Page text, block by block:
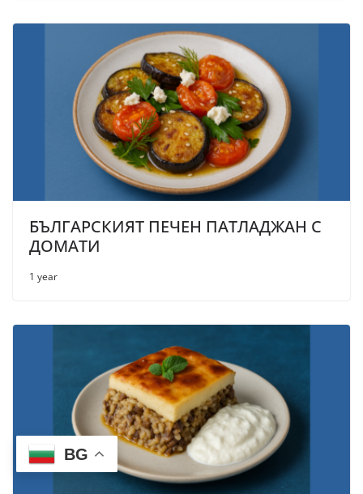
БЪЛГАРСКИЯТ ПЕЧЕН ПАТЛАДЖАН С
ДОМАТИ
1 year
BG